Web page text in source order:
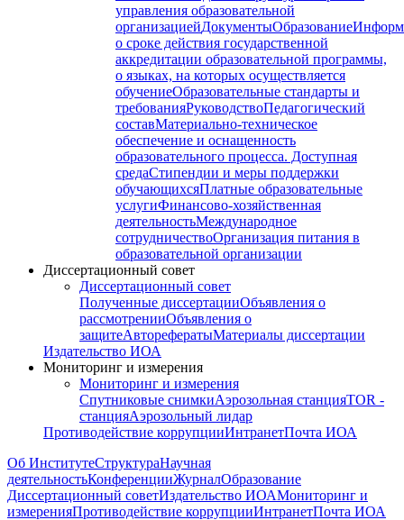
управления образовательной
организациейДокументыОбразование
о сроке действия государственной
аккредитации образовательной программы,
о языках, на которых осуществляется
обучениеОбразовательные стандарты и
требованияРуководствоПедагогический
составМатериально-техническое
обеспечение и оснащенность
образовательного процесса. Доступная
средаСтипендии и меры поддержки
обучающихсяПлатные образовательные
услугиФинансово-хозяйственная
деятельностьМеждународное
сотрудничествоОрганизация питания в
образовательной организации
Диссертационный совет
Диссертационный совет
Полученные диссертацииОбъявления о
рассмотренииОбъявления о
защитеАвторефератыМатериалы диссертации
Издательство ИОА
Мониторинг и измерения
Мониторинг и измерения
Спутниковые снимкиАэрозольная станцияTOR -
станцияАэрозольный лидар
Противодействие коррупцииИнтранетПочта ИОА
Об ИнститутеСтруктураНаучная
деятельностьКонференцииЖурналОбразование
Диссертационный советИздательство ИОАМониторинг и
измеренияПротиводействие коррупцииИнтранетПочта ИОА